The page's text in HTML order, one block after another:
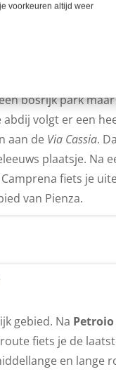
voorkeuren altijd weer
kasteelplaatsje
bosrijk park
volgt er een
aan de Via Cassia.
plaatsje. Na
fiets je
van Pienza.
gebied. Na Petroio
fiets je de
en lange